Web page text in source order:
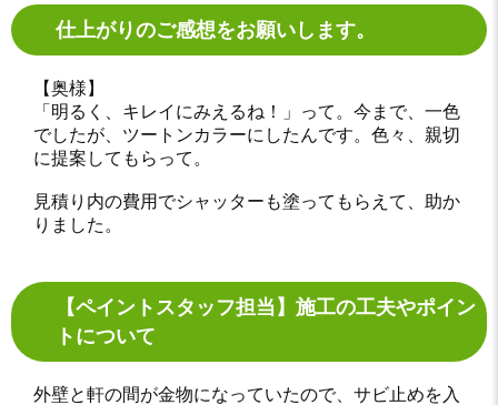
仕上がりのご感想をお願いします。
【奥様】
「明るく、キレイにみえるね！」って。今まで、一色
でしたが、ツートンカラーにしたんです。色々、親切
に提案してもらって。
見積り内の費用でシャッターも塗ってもらえて、助か
りました。
【ペイントスタッフ担当】施工の工夫やポイン
トについて
外壁と軒の間が金物になっていたので、サビ止めを入